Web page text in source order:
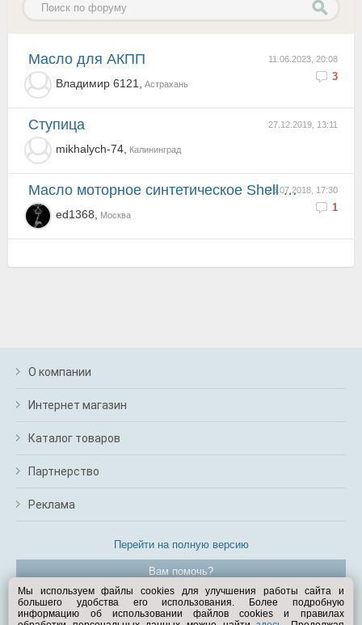
11.06.2023, 20:08
3
Масло для АКПП
Владимир 6121, Астрахань
27.12.2019, 13:11
ступица
mikhalych-74, Калининград
25.07.2018, 17:30
1
Масло моторное синтетическое Shell Helix Ultra 0W20
ed1368, Москва
О компании
Интернет магазин
Каталог товаров
Партнерство
Реклама
Перейти на полную версию
Вам помочь?
© Exist.ru 1998—2026
Мы используем файлы cookies для улучшения работы сайта и
большего удобства его использования. Более подробную
информацию об использовании файлов cookies и правилах